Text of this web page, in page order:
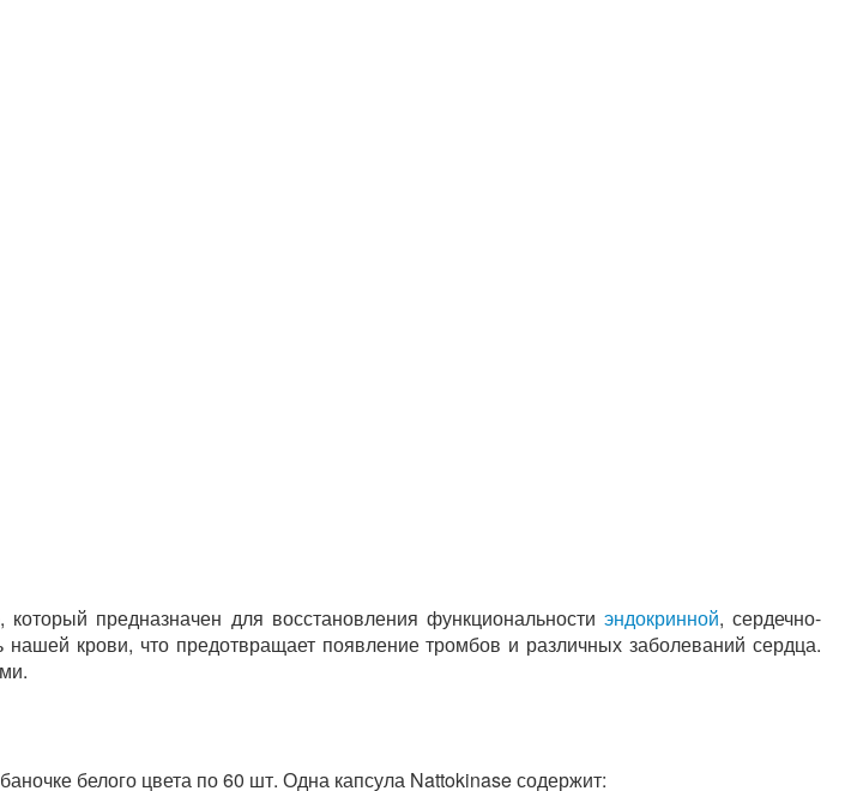
предназначен для восстановления функциональности эндокринной, сердечно-
крови, что предотвращает появление тромбов и различных заболеваний сердца.
белого цвета по 60 шт. Одна капсула Nattokinase содержит: